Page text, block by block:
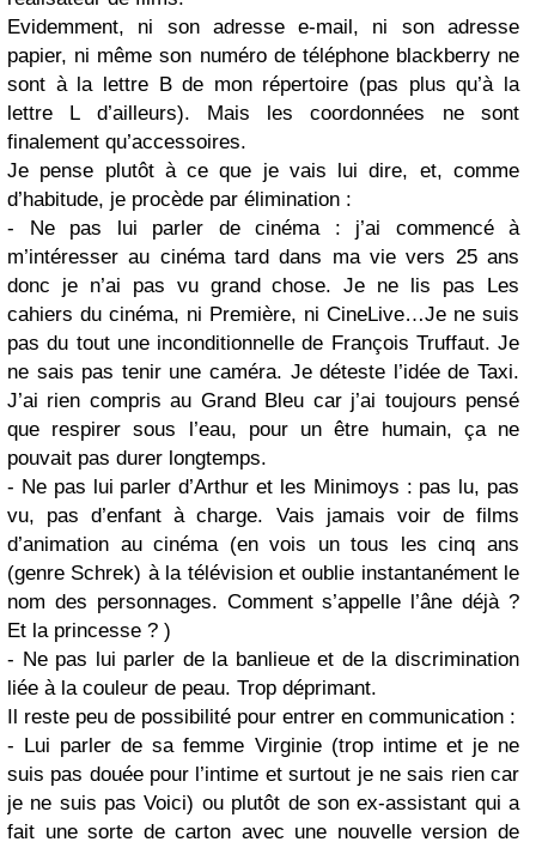
Evidemment, ni son adresse e-mail, ni son adresse
papier, ni même son numéro de téléphone blackberry ne
sont à la lettre B de mon répertoire (pas plus qu’à la
lettre L d’ailleurs). Mais les coordonnées ne sont
finalement qu’accessoires.
Je pense plutôt à ce que je vais lui dire, et, comme
d’habitude, je procède par élimination :
- Ne pas lui parler de cinéma : j’ai commencé à
m’intéresser au cinéma tard dans ma vie vers 25 ans
donc je n’ai pas vu grand chose. Je ne lis pas Les
cahiers du cinéma, ni Première, ni CineLive…Je ne suis
pas du tout une inconditionnelle de François Truffaut. Je
ne sais pas tenir une caméra. Je déteste l’idée de Taxi.
J’ai rien compris au Grand Bleu car j’ai toujours pensé
que respirer sous l’eau, pour un être humain, ça ne
pouvait pas durer longtemps.
- Ne pas lui parler d’Arthur et les Minimoys : pas lu, pas
vu, pas d’enfant à charge. Vais jamais voir de films
d’animation au cinéma (en vois un tous les cinq ans
(genre Schrek) à la télévision et oublie instantanément le
nom des personnages. Comment s’appelle l’âne déjà ?
Et la princesse ? )
- Ne pas lui parler de la banlieue et de la discrimination
liée à la couleur de peau. Trop déprimant.
Il reste peu de possibilité pour entrer en communication :
- Lui parler de sa femme Virginie (trop intime et je ne
suis pas douée pour l’intime et surtout je ne sais rien car
je ne suis pas Voici) ou plutôt de son ex-assistant qui a
fait une sorte de carton avec une nouvelle version de